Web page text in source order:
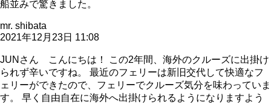
船並みで驚きました。
mr. shibata
2021年12月23日 11:08
JUNさん こんにちは！ この2年間、海外のクルーズに出掛け
られず辛いですね。 最近のフェリーは新旧交代して快適なフ
ェリーができたので、フェリーでクルーズ気分を味わっていま
す。 早く自由自在に海外へ出掛けられるようになりますよう